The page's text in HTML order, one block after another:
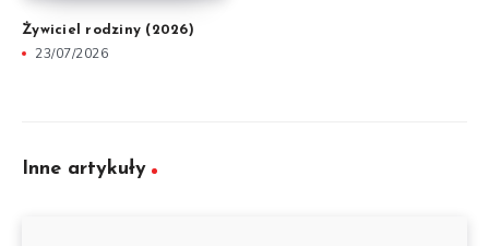
Żywiciel rodziny (2026)
23/07/2026
Inne artykuły